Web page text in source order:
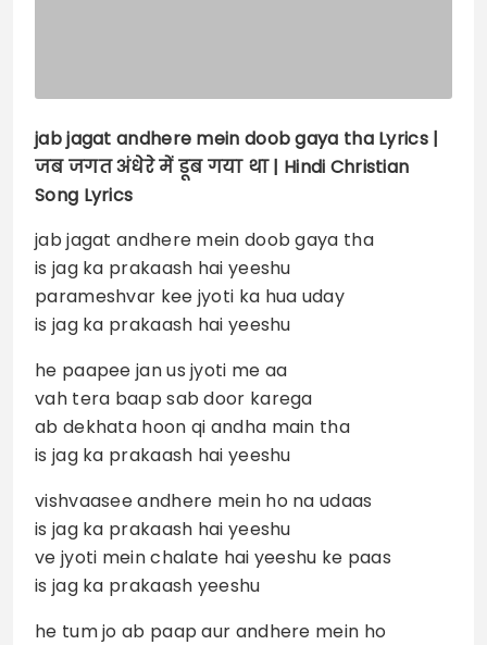
jab jagat andhere mein doob gaya tha Lyrics |
जब जगत अंधेरे में डूब गया था | Hindi Christian
Song Lyrics
jab jagat andhere mein doob gaya tha
is jag ka prakaash hai yeeshu
parameshvar kee jyoti ka hua uday
is jag ka prakaash hai yeeshu
he paapee jan us jyoti me aa
vah tera baap sab door karega
ab dekhata hoon qi andha main tha
is jag ka prakaash hai yeeshu
vishvaasee andhere mein ho na udaas
is jag ka prakaash hai yeeshu
ve jyoti mein chalate hai yeeshu ke paas
is jag ka prakaash yeeshu
he tum jo ab paap aur andhere mein ho